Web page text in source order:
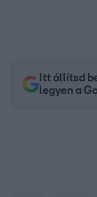
Itt állítsd
legyen a